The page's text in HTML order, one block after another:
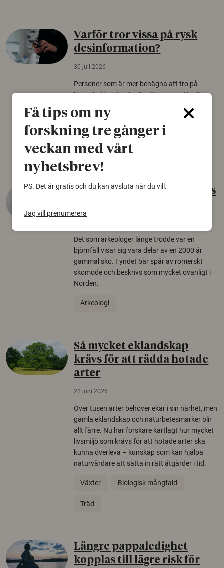
Varför tror vissa på rysk
desinformation?
30 juli 2026
Personer som är mer benägna att tro på
konspirationsteorier är ofta mer mottagliga
från Försvarshögskolan med deltagare i fyra
europeiska länder.
Säkerhetspolitik
Gammalt skinn var Sveriges
Det som arkeologer länge trodde var en
björnfäll visar sig vara delar av en 2000 år
gammal sko. Fyndet bär spår av romerskt
skomode och beskrivs som mycket ovanligt i
Norden.
Arkeologi
Så mycket eklandskap
krävs för att rädda hotade
arter
22 juni 2026
Över tusen arter behöver ekar i sin närhet, men
gamla eklandskap och naturbetesmarker blir
allt färre. Nu har forskare kartlagt hur mycket
livsmiljö som krävs för att hotade arter ska
kunna överleva – kunskap som kan hjälpa
naturvårdare att sätta in rätt åtgärder i tid.
Växter Biologisk mångfald
Träd
Längre pappaledighet
kopplas till lägre risk för
Få tips om ny
forskning tre gånger i
veckan med vårt
nyhetsbrev!
PS. Det är gratis och du kan avsluta när du vill.
Jag vill prenumerera